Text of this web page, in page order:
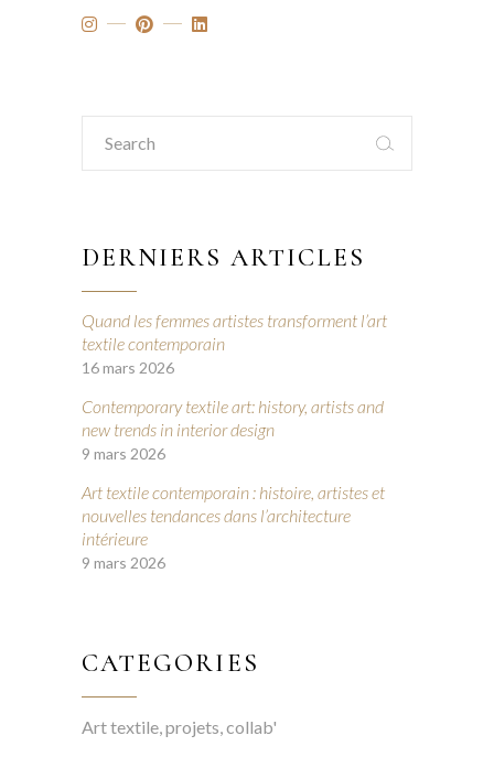
Search
for:
DERNIERS ARTICLES
Quand les femmes artistes transforment l’art
textile contemporain
16 mars 2026
Contemporary textile art: history, artists and
new trends in interior design
9 mars 2026
Art textile contemporain : histoire, artistes et
nouvelles tendances dans l’architecture
intérieure
9 mars 2026
CATEGORIES
Art textile, projets, collab'